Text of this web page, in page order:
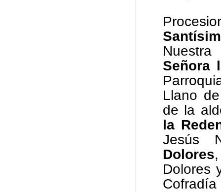
Señora
Llano
de la
la
Jesús
Dolores
Dolores
Cofradía